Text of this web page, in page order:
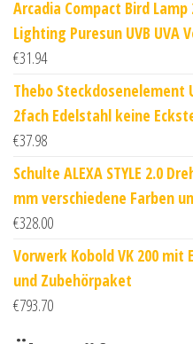
Arcadia Compact Bird Lamp
Lighting Puresun UVB UVA
€31.94
Thebo Steckdosenelement
2fach Edelstahl keine
€37.98
Schulte ALEXA STYLE 2.0
mm verschiedene Farben
€328.00
Vorwerk Kobold VK 200 mit
und Zubehörpaket
€793.70